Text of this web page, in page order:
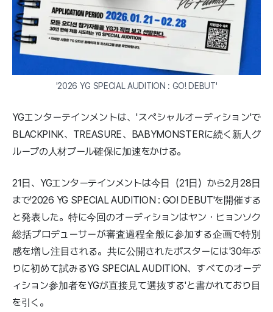
'2026 YG SPECIAL AUDITION : GO! DEBUT'
YGエンターテインメントは、'スペシャルオーディション'で
BLACKPINK、TREASURE、BABYMONSTERに続く新人グ
ループの人材プール確保に加速をかける。
21日、YGエンターテインメントは今日（21日）から2月28日
まで'2026 YG SPECIAL AUDITION : GO! DEBUT'を開催する
と発表した。特に今回のオーディションはヤン・ヒョンソク
総括プロデューサーが審査過程全般に参加する企画で特別
感を増し注目される。共に公開されたポスターには'30年ぶ
りに初めて試みるYG SPECIAL AUDITION、すべてのオーデ
ィション参加者をYGが直接見て選抜する'と書かれており目
を引く。